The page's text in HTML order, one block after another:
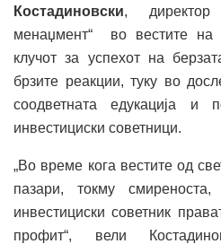
Костадиновски,
менаџмент“ во вестите на
клучот за успехот на
брзите реакции, туку во
соодветната едукација и
инвестициски советници.
„Во време кога вестите од
пазари, токму
инвестициски советник
профит“, вели